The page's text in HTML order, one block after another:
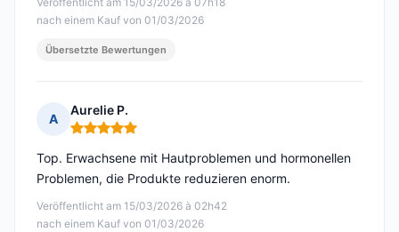
nach einem Kauf von 01/03/2026
Übersetzte Bewertungen
A
Aurelie P.
Hinweis: 5 von 5
Veröffentlicht am 15/03/2026 à 02h42
nach einem Kauf von 01/03/2026
Top. Erwachsene mit Hautproblemen und hormonellen
Problemen, die Produkte reduzieren enorm.